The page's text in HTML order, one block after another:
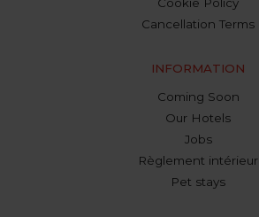
Cookie Policy
Cancellation Terms
INFORMATION
Coming Soon
Our Hotels
Jobs
Règlement intérieur
Pet stays